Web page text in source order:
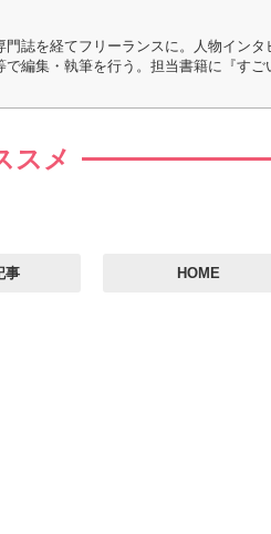
誌を経てフリーランスに。人物イン
編集・執筆を行う。担当書籍に『す
スメ
事 HOME